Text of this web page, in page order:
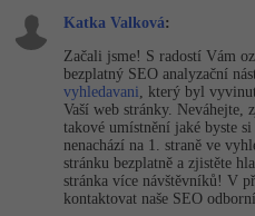
UML a návrhové
React
Spring
Python
HTML / CSS
UML a návrhové
MySQL/MariaDB
Webdesigner
Tester
Systémový
Grafik / UX/UI
-80%
Swift -80%
Kotlin -80%
C -80%
-30%
UX
Business
Kryptoměny -25%
Adobe XD
Adobe InDesign -25%
Adobe After Effects
Blender -80%
Katka Valková:
Začali jsme! S radostí Vám
bezplatný SEO analyzační
vyhledavani, který byl
Vaší web stránky. Neváhejte,
takové umístnění jaké byste
nenachází na 1. straně ve
stránku bezplatně a zjistěte
stránka více návštěvníků! V
kontaktovat naše SEO